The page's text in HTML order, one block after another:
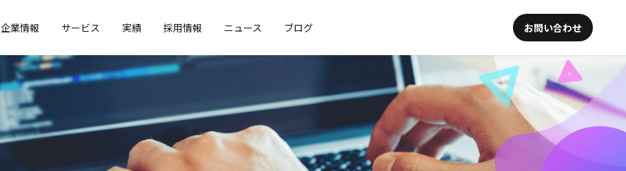
企業情報 サービス 実績 採用情報 ニュース ブログ お問い合わせ